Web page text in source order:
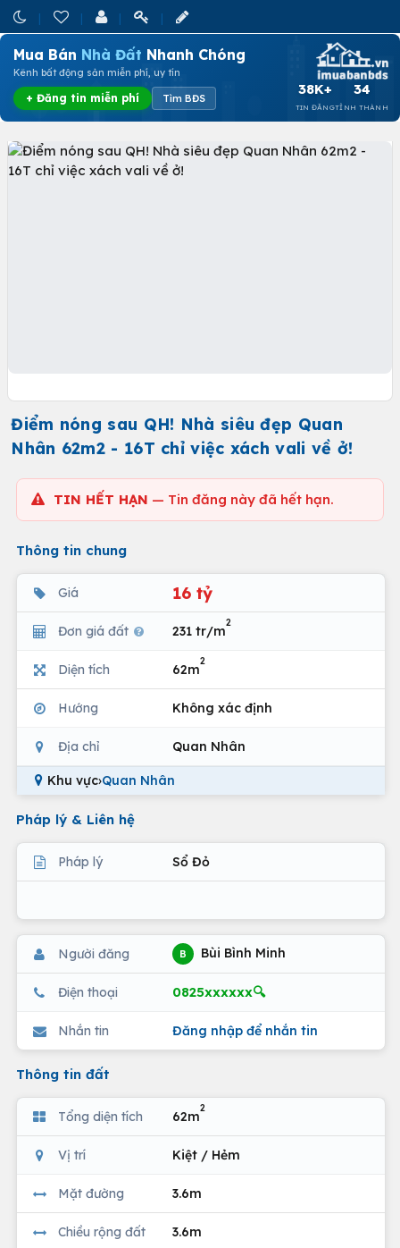
Mua Bán Nhà Đất Nhanh Chóng
Kênh bất động sản miễn phí, uy tín
+ Đăng tin miễn phí Tìm BĐS
38K+
TIN ĐĂNG
34
TỈNH THÀNH
Điểm nóng sau QH! Nhà siêu đẹp Quan
Nhân 62m2 - 16T chỉ việc xách vali về ở!
TIN HẾT HẠN — Tin đăng này đã hết hạn.
Thông tin chung
Giá 16 tỷ
Đơn giá đất 231 tr/m
2
Diện tích 62m
2
Hướng Không xác định
Địa chỉ Quan Nhân
Khu vực›Quan Nhân
Pháp lý & Liên hệ
Pháp lý Sổ Đỏ
Người đăng B Bùi Bình Minh
Điện thoại 0825xxxxxx🔍
Nhắn tin Đăng nhập để nhắn tin
Thông tin đất
Tổng diện tích 62m
2
Vị trí Kiệt / Hẻm
Mặt đường 3.6m
Chiều rộng đất 3.6m